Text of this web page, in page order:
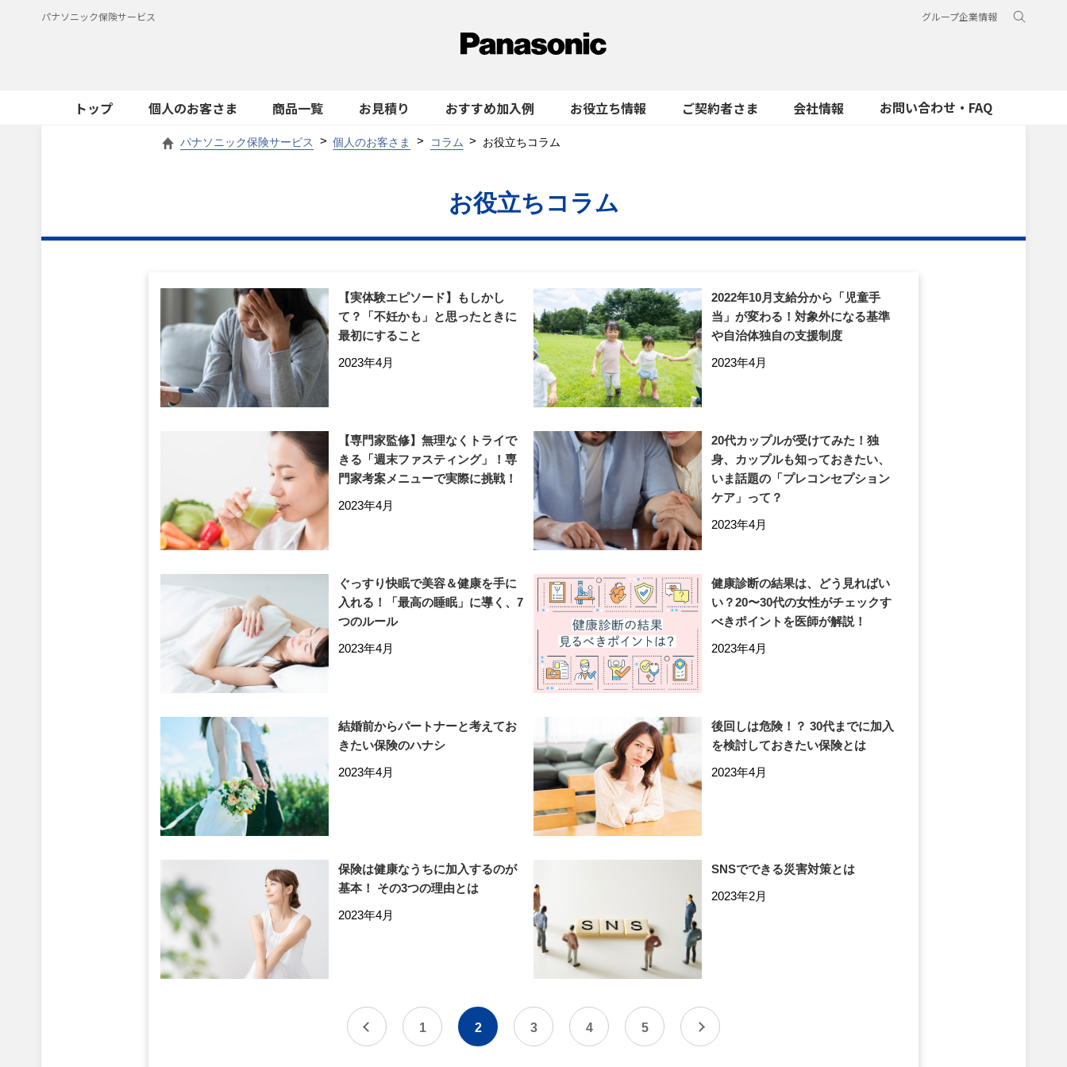
パナソニック保険サービス グループ企業情報
トップ 個人のお客さま 商品一覧 お見積り おすすめ加入例 お役立ち情報 ご契約者さま 会社情報 お問い合わせ・FAQ
パナソニック保険サービス 個人のお客さま コラム お役立ちコラム
お役立ちコラム
【実体験エピソード】もしかし
て？「不妊かも」と思ったときに
最初にすること
2023年4月
2022年10月支給分から「児童手
当」が変わる！対象外になる基準
や自治体独自の支援制度
2023年4月
【専門家監修】無理なくトライで
きる「週末ファスティング」！専
門家考案メニューで実際に挑戦！
2023年4月
20代カップルが受けてみた！独
身、カップルも知っておきたい、
いま話題の「プレコンセプション
ケア」って？
2023年4月
ぐっすり快眠で美容＆健康を手に
入れる！「最高の睡眠」に導く、7
つのルール
2023年4月
健康診断の結果は、どう見ればい
い？20〜30代の女性がチェックす
べきポイントを医師が解説！
2023年4月
結婚前からパートナーと考えてお
きたい保険のハナシ
2023年4月
後回しは危険！？ 30代までに加入
を検討しておきたい保険とは
2023年4月
保険は健康なうちに加入するのが
基本！ その3つの理由とは
2023年4月
SNSでできる災害対策とは
2023年2月
1 2 3 4 5